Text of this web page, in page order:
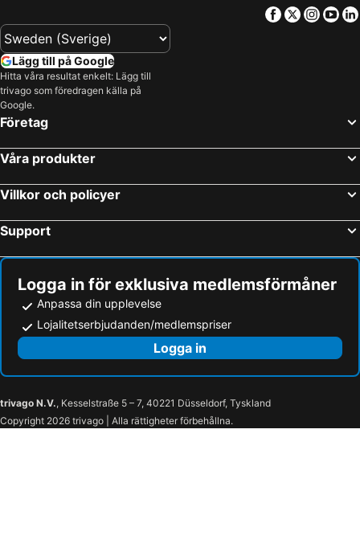
Facebook
Twitter
Lägg till på Google
Hitta våra resultat enkelt: Lägg till
trivago som föredragen källa på
Google.
Företag
Våra produkter
Villkor och policyer
Support
Logga in för exklusiva medlemsförmåner
Anpassa din upplevelse
Lojalitetserbjudanden/medlemspriser
Logga in
trivago N.V., Kesselstraße 5 – 7, 40221 Düsseldorf, Tyskland
Copyright 2026 trivago | Alla rättigheter förbehållna.